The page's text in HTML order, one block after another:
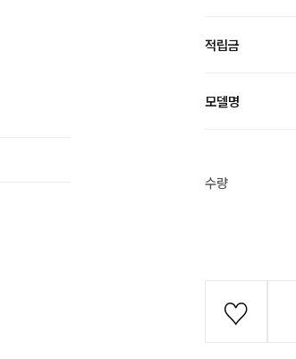
적립금
모델명
수량